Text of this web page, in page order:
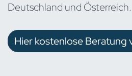
Deutschland und Österreich.
Hier kostenlose Beratung